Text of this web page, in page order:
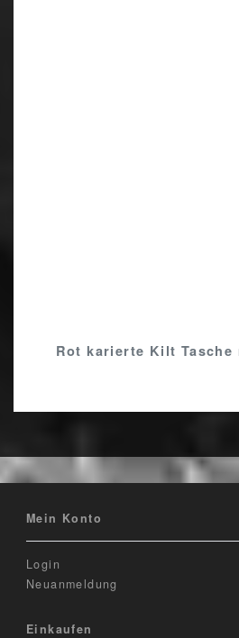
Rot karierte Kilt
Mein Konto
Login
Neuanmeldung
Einkaufen